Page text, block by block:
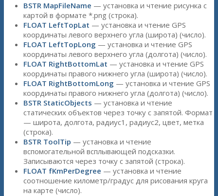
BSTR MapFileName — установка и чтение рисунка с
картой в формате *.png (строка).
FLOAT LeftTopLat — установка и чтение GPS
координаты левого верхнего угла (широта) (число).
FLOAT LeftTopLong — установка и чтение GPS
координаты левого верхнего угла (долгота) (число).
FLOAT RightBottomLat — установка и чтение GPS
координаты правого нижнего угла (широта) (число).
FLOAT RightBottomLong — установка и чтение GPS
координаты правого нижнего угла (долгота) (число).
BSTR StaticObjects — установка и чтение
статических объектов через точку с запятой. Формат
— широта, долгота, радиус1, радиус2, цвет, метка
(строка).
BSTR ToolTip — установка и чтение
вспомогательной всплывающей подсказки.
Записываются через точку с запятой (строка).
FLOAT fKmPerDegree — установка и чтение
соотношение километр/градус для рисования круга
на карте (число).